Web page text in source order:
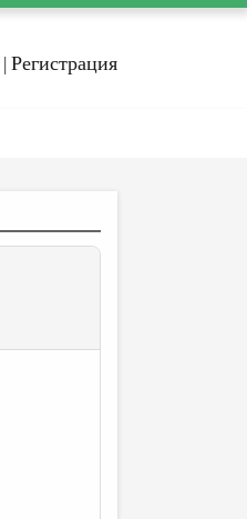
| Регистрация